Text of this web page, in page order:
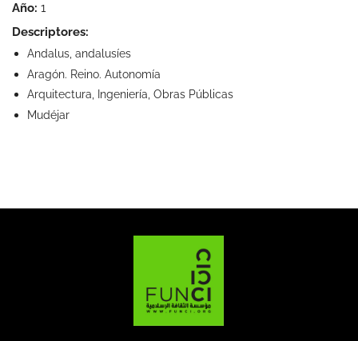
Año: 1
Descriptores:
Andalus, andalusíes
Aragón. Reino. Autonomía
Arquitectura, Ingeniería, Obras Públicas
Mudéjar